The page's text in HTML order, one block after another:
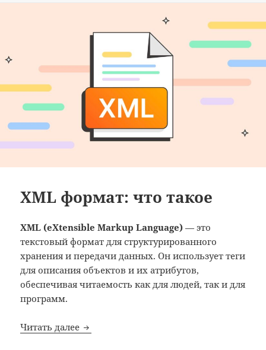
XML формат: что такое
XML (eXtensible Markup Language) — это
текстовый формат для структурированного
хранения и передачи данных. Он использует теги
для описания объектов и их атрибутов,
обеспечивая читаемость как для людей, так и для
программ.
Читать далее XML формат: что такое